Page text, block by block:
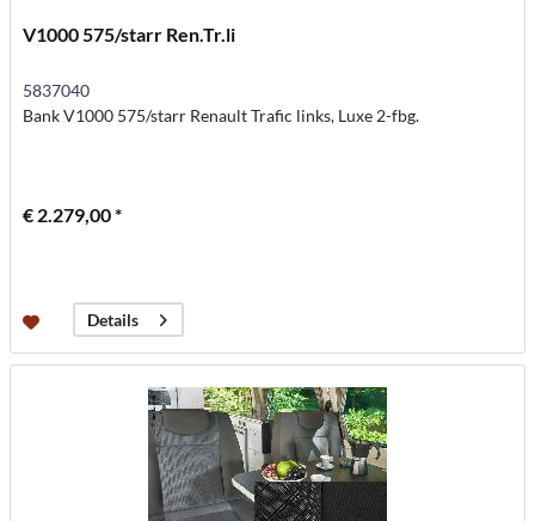
V1000 575/starr Ren.Tr.li
5837040
Bank V1000 575/starr Renault Trafic links, Luxe 2-fbg.
€ 2.279,00 *
Details